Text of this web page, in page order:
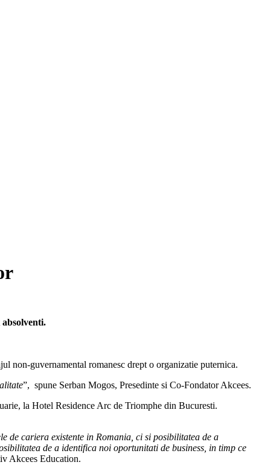
non-guvernamental romanesc drept o organizatie puternica.
”, spune Serban Mogos, Presedinte si Co-Fondator Akcees.
la Hotel Residence Arc de Triomphe din Bucuresti.
de cariera existente in Romania, ci si posibilitatea de a
de a identifica noi oportunitati de business, in timp ce
Akcees Education.